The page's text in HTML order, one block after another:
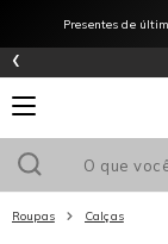
Presentes de
‹
Roupas Calças